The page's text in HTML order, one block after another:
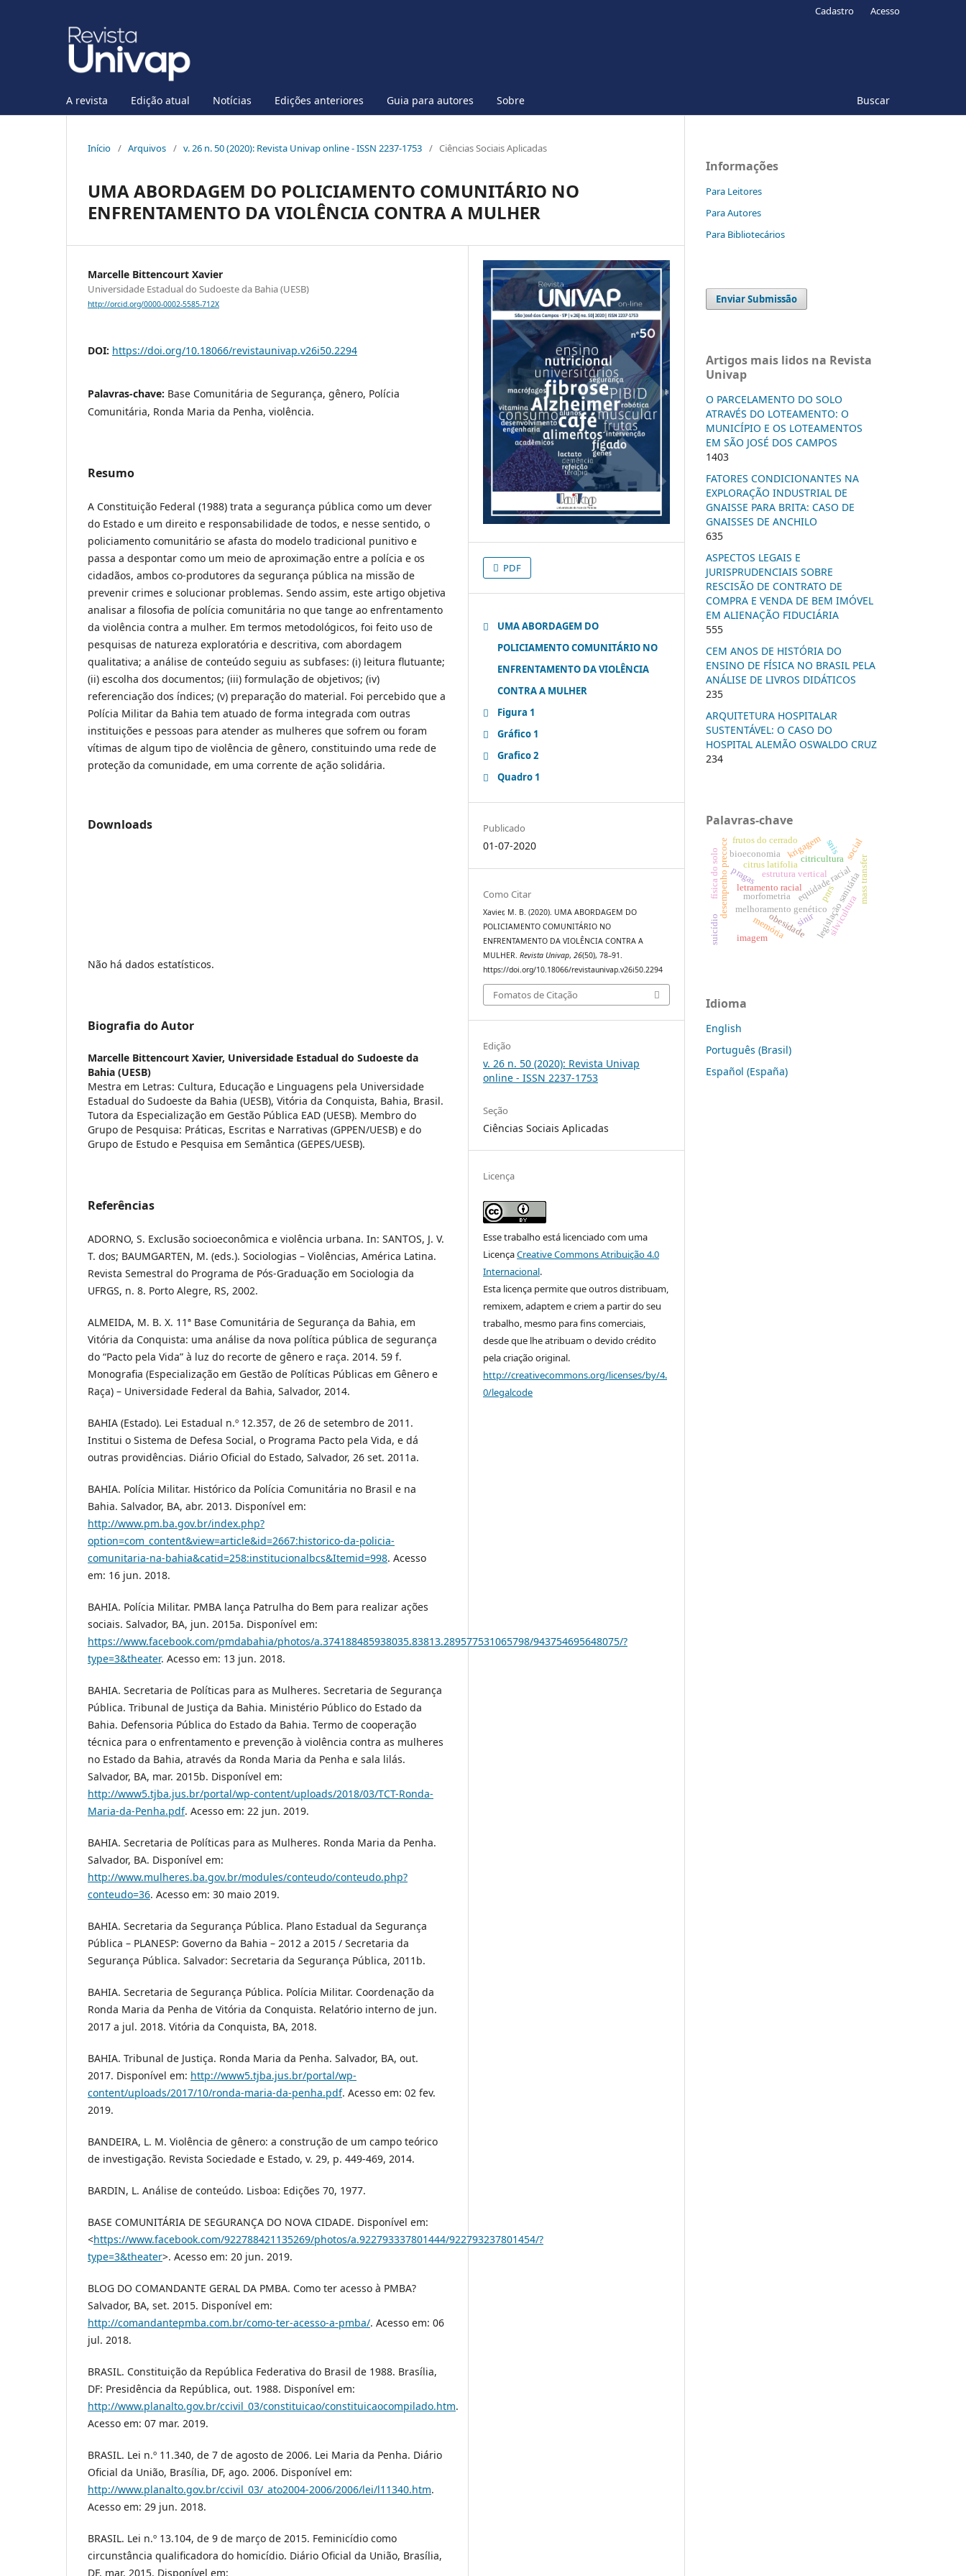
A revista Edição atual Notícias Edições anteriores Guia para autores Sobre Buscar
Cadastro Acesso
Início / Arquivos / v. 26 n. 50 (2020): Revista Univap online - ISSN 2237-1753 / Ciências Sociais Aplicadas
UMA ABORDAGEM DO POLICIAMENTO COMUNITÁRIO NO
ENFRENTAMENTO DA VIOLÊNCIA CONTRA A MULHER
Marcelle Bittencourt Xavier
Universidade Estadual do Sudoeste da Bahia (UESB)
http://orcid.org/0000-0002-5585-712X
DOI: https://doi.org/10.18066/revistaunivap.v26i50.2294
Palavras-chave: Base Comunitária de Segurança, gênero, Polícia
Comunitária, Ronda Maria da Penha, violência.
Resumo
A Constituição Federal (1988) trata a segurança pública como um dever
do Estado e um direito e responsabilidade de todos, e nesse sentido, o
policiamento comunitário se afasta do modelo tradicional punitivo e
passa a despontar como um meio de aproximação entre a polícia e os
cidadãos, ambos co-produtores da segurança pública na missão de
prevenir crimes e solucionar problemas. Sendo assim, este artigo objetiva
analisar a filosofia de polícia comunitária no que tange ao enfrentamento
da violência contra a mulher. Em termos metodológicos, foi feito uso de
pesquisas de natureza exploratória e descritiva, com abordagem
qualitativa; a análise de conteúdo seguiu as subfases: (i) leitura flutuante;
(ii) escolha dos documentos; (iii) formulação de objetivos; (iv)
referenciação dos índices; (v) preparação do material. Foi percebido que a
Polícia Militar da Bahia tem atuado de forma integrada com outras
instituições e pessoas para atender as mulheres que sofrem ou foram
vítimas de algum tipo de violência de gênero, constituindo uma rede de
proteção da comunidade, em uma corrente de ação solidária.
Downloads
Não há dados estatísticos.
Biografia do Autor
Marcelle Bittencourt Xavier, Universidade Estadual do Sudoeste da
Bahia (UESB)
Mestra em Letras: Cultura, Educação e Linguagens pela Universidade
Estadual do Sudoeste da Bahia (UESB), Vitória da Conquista, Bahia, Brasil.
Tutora da Especialização em Gestão Pública EAD (UESB). Membro do
Grupo de Pesquisa: Práticas, Escritas e Narrativas (GPPEN/UESB) e do
Grupo de Estudo e Pesquisa em Semântica (GEPES/UESB).
Referências
ADORNO, S. Exclusão socioeconômica e violência urbana. In: SANTOS, J. V.
T. dos; BAUMGARTEN, M. (eds.). Sociologias – Violências, América Latina.
Revista Semestral do Programa de Pós-Graduação em Sociologia da
UFRGS, n. 8. Porto Alegre, RS, 2002.
ALMEIDA, M. B. X. 11ª Base Comunitária de Segurança da Bahia, em
Vitória da Conquista: uma análise da nova política pública de segurança
do “Pacto pela Vida” à luz do recorte de gênero e raça. 2014. 59 f.
Monografia (Especialização em Gestão de Políticas Públicas em Gênero e
Raça) – Universidade Federal da Bahia, Salvador, 2014.
BAHIA (Estado). Lei Estadual n.º 12.357, de 26 de setembro de 2011.
Institui o Sistema de Defesa Social, o Programa Pacto pela Vida, e dá
outras providências. Diário Oficial do Estado, Salvador, 26 set. 2011a.
BAHIA. Polícia Militar. Histórico da Polícia Comunitária no Brasil e na
Bahia. Salvador, BA, abr. 2013. Disponível em:
http://www.pm.ba.gov.br/index.php?
option=com_content&view=article&id=2667:historico-da-policia-
comunitaria-na-bahia&catid=258:institucionalbcs&Itemid=998. Acesso
em: 16 jun. 2018.
BAHIA. Polícia Militar. PMBA lança Patrulha do Bem para realizar ações
sociais. Salvador, BA, jun. 2015a. Disponível em:
https://www.facebook.com/pmdabahia/photos/a.374188485938035.83813.289577531065798/943754695648075/?
type=3&theater. Acesso em: 13 jun. 2018.
BAHIA. Secretaria de Políticas para as Mulheres. Secretaria de Segurança
Pública. Tribunal de Justiça da Bahia. Ministério Público do Estado da
Bahia. Defensoria Pública do Estado da Bahia. Termo de cooperação
técnica para o enfrentamento e prevenção à violência contra as mulheres
no Estado da Bahia, através da Ronda Maria da Penha e sala lilás.
Salvador, BA, mar. 2015b. Disponível em:
http://www5.tjba.jus.br/portal/wp-content/uploads/2018/03/TCT-Ronda-
Maria-da-Penha.pdf. Acesso em: 22 jun. 2019.
BAHIA. Secretaria de Políticas para as Mulheres. Ronda Maria da Penha.
Salvador, BA. Disponível em:
http://www.mulheres.ba.gov.br/modules/conteudo/conteudo.php?
conteudo=36. Acesso em: 30 maio 2019.
BAHIA. Secretaria da Segurança Pública. Plano Estadual da Segurança
Pública – PLANESP: Governo da Bahia – 2012 a 2015 / Secretaria da
Segurança Pública. Salvador: Secretaria da Segurança Pública, 2011b.
BAHIA. Secretaria de Segurança Pública. Polícia Militar. Coordenação da
Ronda Maria da Penha de Vitória da Conquista. Relatório interno de jun.
2017 a jul. 2018. Vitória da Conquista, BA, 2018.
BAHIA. Tribunal de Justiça. Ronda Maria da Penha. Salvador, BA, out.
2017. Disponível em: http://www5.tjba.jus.br/portal/wp-
content/uploads/2017/10/ronda-maria-da-penha.pdf. Acesso em: 02 fev.
2019.
BANDEIRA, L. M. Violência de gênero: a construção de um campo teórico
de investigação. Revista Sociedade e Estado, v. 29, p. 449-469, 2014.
BARDIN, L. Análise de conteúdo. Lisboa: Edições 70, 1977.
BASE COMUNITÁRIA DE SEGURANÇA DO NOVA CIDADE. Disponível em:
<https://www.facebook.com/922788421135269/photos/a.922793337801444/922793237801454/?
type=3&theater>. Acesso em: 20 jun. 2019.
BLOG DO COMANDANTE GERAL DA PMBA. Como ter acesso à PMBA?
Salvador, BA, set. 2015. Disponível em:
http://comandantepmba.com.br/como-ter-acesso-a-pmba/. Acesso em: 06
jul. 2018.
BRASIL. Constituição da República Federativa do Brasil de 1988. Brasília,
DF: Presidência da República, out. 1988. Disponível em:
http://www.planalto.gov.br/ccivil_03/constituicao/constituicaocompilado.htm.
Acesso em: 07 mar. 2019.
BRASIL. Lei n.º 11.340, de 7 de agosto de 2006. Lei Maria da Penha. Diário
Oficial da União, Brasília, DF, ago. 2006. Disponível em:
http://www.planalto.gov.br/ccivil_03/_ato2004-2006/2006/lei/l11340.htm.
Acesso em: 29 jun. 2018.
BRASIL. Lei n.º 13.104, de 9 de março de 2015. Feminicídio como
circunstância qualificadora do homicídio. Diário Oficial da União, Brasília,
DF, mar. 2015. Disponível em:
PDF
UMA ABORDAGEM DO
POLICIAMENTO COMUNITÁRIO NO
ENFRENTAMENTO DA VIOLÊNCIA
CONTRA A MULHER
Figura 1
Gráfico 1
Grafico 2
Quadro 1
Publicado
01-07-2020
Como Citar
Xavier, M. B. (2020). UMA ABORDAGEM DO
POLICIAMENTO COMUNITÁRIO NO
ENFRENTAMENTO DA VIOLÊNCIA CONTRA A
MULHER.Revista Univap,26(50), 78–91.
https://doi.org/10.18066/revistaunivap.v26i50.2294
Fomatos de Citação
Edição
v. 26 n. 50 (2020): Revista Univap
online - ISSN 2237-1753
Seção
Ciências Sociais Aplicadas
Licença
Esse trabalho está licenciado com uma
LicençaCreative Commons Atribuição 4.0
Internacional.
Esta licença permite que outros distribuam,
remixem, adaptem e criem a partir do seu
trabalho, mesmo para fins comerciais,
desde que lhe atribuam o devido crédito
pela criação original.
http://creativecommons.org/licenses/by/4.
0/legalcode
Informações
Para Leitores
Para Autores
Para Bibliotecários
Enviar Submissão
Artigos mais lidos na Revista
Univap
O PARCELAMENTO DO SOLO
ATRAVÉS DO LOTEAMENTO: O
MUNICÍPIO E OS LOTEAMENTOS
EM SÃO JOSÉ DOS CAMPOS
1403
FATORES CONDICIONANTES NA
EXPLORAÇÃO INDUSTRIAL DE
GNAISSE PARA BRITA: CASO DE
GNAISSES DE ANCHILO
635
ASPECTOS LEGAIS E
JURISPRUDENCIAIS SOBRE
RESCISÃO DE CONTRATO DE
COMPRA E VENDA DE BEM IMÓVEL
EM ALIENAÇÃO FIDUCIÁRIA
555
CEM ANOS DE HISTÓRIA DO
ENSINO DE FÍSICA NO BRASIL PELA
ANÁLISE DE LIVROS DIDÁTICOS
235
ARQUITETURA HOSPITALAR
SUSTENTÁVEL: O CASO DO
HOSPITAL ALEMÃO OSWALDO CRUZ
234
Palavras-chave
equidade racial
letramento racial legislação sanitária
citrus latifolia
citricultura
desempenho precoce melhoramento genético
pragas
morfometria
estrutura vertical
silvicultura
obesidade
física do solo
krigagem
mass transfer
bioeconomia
frutos do cerrado
pnrs
snis
sinir
memória
imagem
social
suicídio
Idioma
English
Português (Brasil)
Español (España)